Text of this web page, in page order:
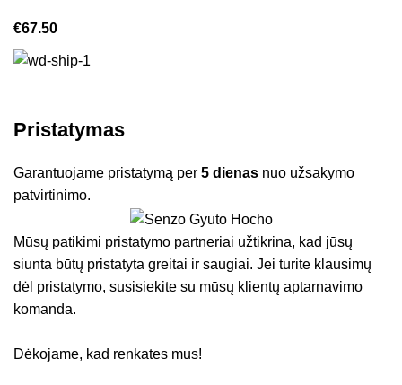
€67.50
Pristatymas
Garantuojame pristatymą per5 dienas nuo užsakymo
patvirtinimo.
Mūsų patikimi pristatymo partneriai užtikrina, kad jūsų
siunta būtų pristatyta greitai ir saugiai. Jei turite klausimų
dėl pristatymo, susisiekite su mūsų klientų aptarnavimo
komanda.
Dėkojame, kad renkates mus!